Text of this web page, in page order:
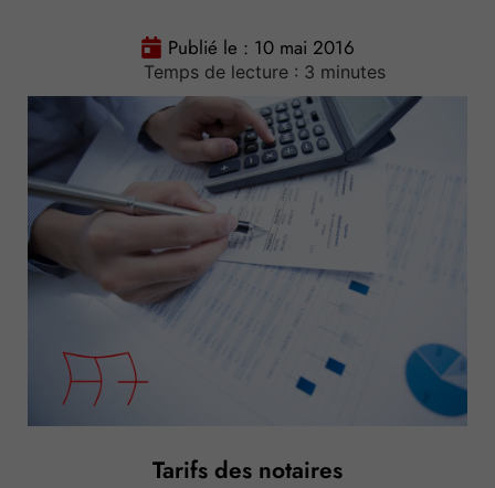
Publié le : 10 mai 2016
Temps de lecture : 3 minutes
Tarifs des notaires